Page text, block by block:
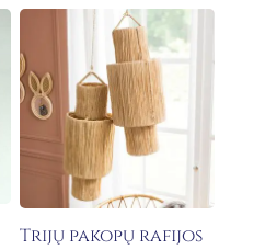
Trijų pakopų rafijos